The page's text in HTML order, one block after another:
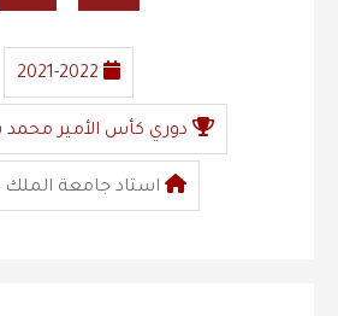
2021-2022
دوري كأس الأمير
استاد جامعة